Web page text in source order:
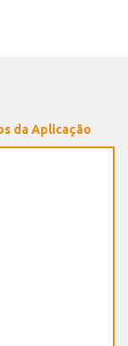
da Aplicação